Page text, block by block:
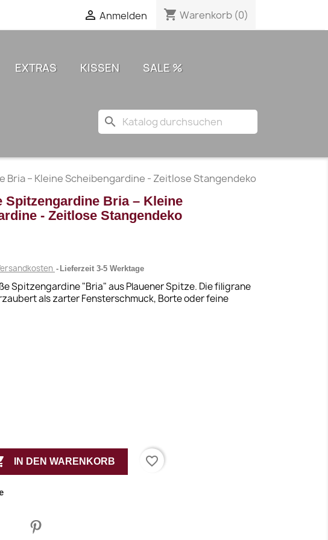
 Anmelden shopping_cart Warenkorb (0)
EXTRAS KISSEN
SALE %
search
– Kleine Scheibengardine - Zeitlose Stangendeko
Spitzengardine Bria – Kleine
- Zeitlose Stangendeko
Lieferzeit 3-5 Werktage
Spitzengardine "Bria" aus Plauener Spitze. Die filigrane
als zarter Fensterschmuck, Borte oder feine
IN DEN WARENKORB favorite_border